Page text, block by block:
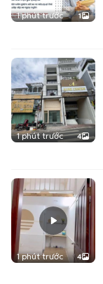
1 phút trước 1
1 phút trước 4
1 phút trước 4